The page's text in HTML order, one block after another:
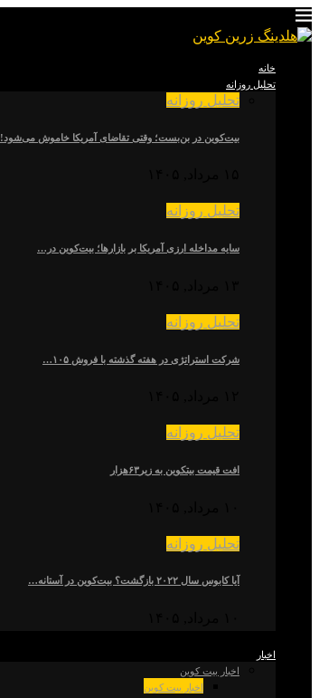
خانه
تحلیل روزانه
تحلیل روزانه
بیت‌کوین در بن‌بست؛ وقتی تقاضای آمریکا خاموش می‌شود!
تحلیل روزانه
سایه مداخله ارزی آمریکا بر بازارها؛ بیت‌کوین در…
تحلیل روزانه
شرکت استراتژی در هفته گذشته با فروش ۱۰۵…
تحلیل روزانه
افت قیمت بیتکوین به زیر۶۳هزار
تحلیل روزانه
آیا کابوس سال ۲۰۲۲ بازگشت؟ بیت‌کوین در آستانه…
اخبار
اخبار بیت کوین
اخبار بیت کوین